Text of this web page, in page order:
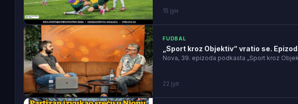
15 јун
FUDBAL
„Sport kroz Objektiv“ vratio se.
Nova, 39. epizoda podkasta „Sport kroz
22 јул